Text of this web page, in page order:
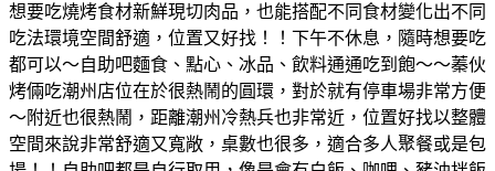
想要吃燒烤食材新鮮現切肉品，也能搭配不同食材變化出不同
吃法環境空間舒適，位置又好找！！下午不休息，隨時想要吃
都可以～自助吧麵食、點心、冰品、飲料通通吃到飽～～蓁伙
烤倆吃潮州店位在於很熱鬧的圓環，對於就有停車場非常方便
～附近也很熱鬧，距離潮州冷熱兵也非常近，位置好找以整體
空間來說非常舒適又寬敞，桌數也很多，適合多人聚餐或是包